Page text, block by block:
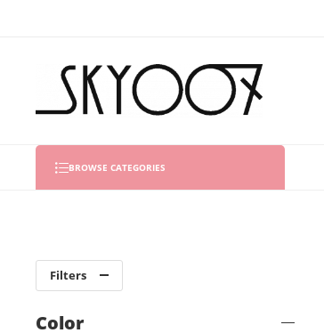
BROWSE CATEGORIES
Filters
Color